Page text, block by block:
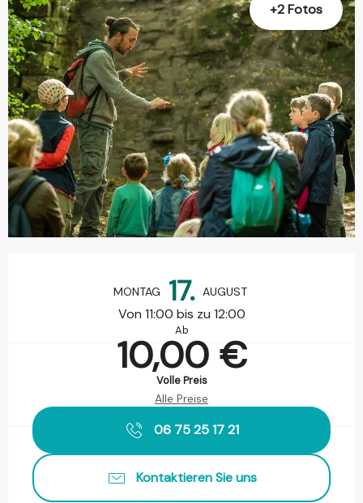
+2 Fotos
MONTAG 17. AUGUST
Von 11:00 bis zu 12:00
Ab
10,00 €
Volle Preis
Alle Preise
06 75 25 17 21
Kontaktieren Sie uns